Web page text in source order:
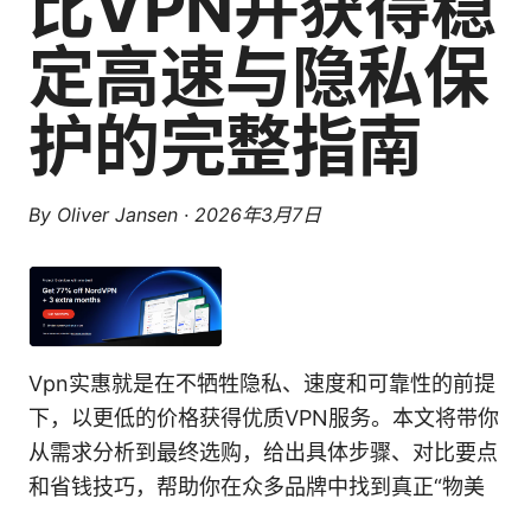
定高速与隐私保
护的完整指南
By Oliver Jansen · 2026年3月7日
Vpn实惠就是在不牺牲隐私、速度和可靠性的前提
下，以更低的价格获得优质VPN服务。本文将带你
从需求分析到最终选购，给出具体步骤、对比要点
和省钱技巧，帮助你在众多品牌中找到真正“物美